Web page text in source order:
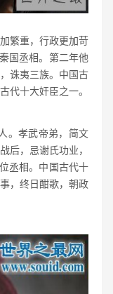
繁重，行政更加苛
国丞相。第二年他
诛夷三族。中国古
代十大奸臣之一。
。孝武帝弟，简文
后，忌谢氏功业，
丞相。中国古代十
，终日酣歌，朝政